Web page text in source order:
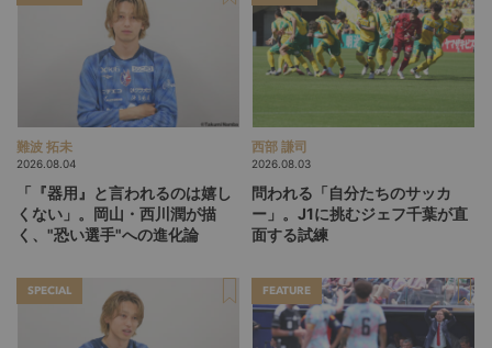
難波 拓未
2026.08.04
「『器用』と言われるのは嬉し
くない」。岡山・西川潤が描
く、"恐い選手"への進化論
西部 謙司
2026.08.03
問われる「自分たちのサッカ
ー」。J1に挑むジェフ千葉が直
面する試練
SPECIAL FEATURE